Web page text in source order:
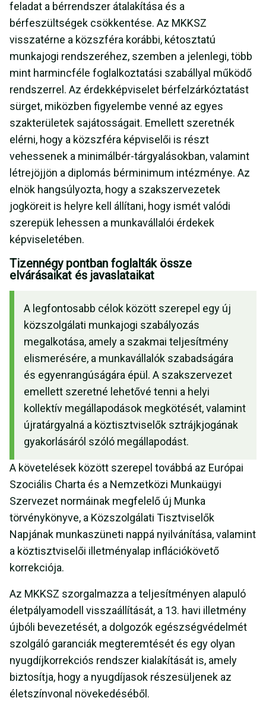
feladat a bérrendszer átalakítása és a
bérfeszültségek csökkentése. Az MKKSZ
visszatérne a közszféra korábbi, kétosztatú
munkajogi rendszeréhez, szemben a jelenlegi, több
mint harmincféle foglalkoztatási szabállyal működő
rendszerrel. Az érdekképviselet bérfelzárkóztatást
sürget, miközben figyelembe venné az egyes
szakterületek sajátosságait. Emellett szeretnék
elérni, hogy a közszféra képviselői is részt
vehessenek a minimálbér-tárgyalásokban, valamint
létrejöjjön a diplomás bérminimum intézménye. Az
elnök hangsúlyozta, hogy a szakszervezetek
jogköreit is helyre kell állítani, hogy ismét valódi
szerepük lehessen a munkavállalói érdekek
képviseletében.
Tizennégy pontban foglalták össze
elvárásaikat és javaslataikat
A legfontosabb célok között szerepel egy új
közszolgálati munkajogi szabályozás
megalkotása, amely a szakmai teljesítmény
elismerésére, a munkavállalók szabadságára
és egyenrangúságára épül. A szakszervezet
emellett szeretné lehetővé tenni a helyi
kollektív megállapodások megkötését, valamint
újratárgyalná a köztisztviselők sztrájkjogának
gyakorlásáról szóló megállapodást.
A követelések között szerepel továbbá az Európai
Szociális Charta és a Nemzetközi Munkaügyi
Szervezet normáinak megfelelő új Munka
törvénykönyve, a Közszolgálati Tisztviselők
Napjának munkaszüneti nappá nyilvánítása, valamint
a köztisztviselői illetményalap inflációkövető
korrekciója.
Az MKKSZ szorgalmazza a teljesítményen alapuló
életpályamodell visszaállítását, a 13. havi illetmény
újbóli bevezetését, a dolgozók egészségvédelmét
szolgáló garanciák megteremtését és egy olyan
nyugdíjkorrekciós rendszer kialakítását is, amely
biztosítja, hogy a nyugdíjasok részesüljenek az
életszínvonal növekedéséből.